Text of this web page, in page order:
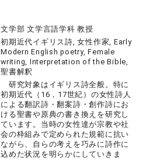
文学部 文学言語学科 教授
初期近代イギリス詩, 女性作家, Early
Modern English poetry, Female
writing, Interpretation of the Bible,
聖書解釈
研究対象はイギリス詩全般。特に
初期近代（16，17世紀）の女性詩人
による翻訳詩・翻案詩・創作詩にお
ける聖書や原典の書き換えを研究し
ています。当時の女性達が宗教や社
会の枠組みで定められた規範に抗い
ながら、自らの考えを巧みに詩作に
込めた状況を明らかにしていきま